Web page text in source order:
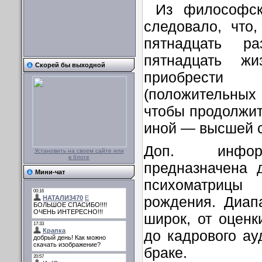
Скорей бы выходной
Установить на своем сайте или
в блоге
Мини-чат
Из
следовало,
пятнадцать
пятнадцать
приобрести
чтобы
иной — высшей
Доп.
рождения.
широк, от
до кадрового
браке.